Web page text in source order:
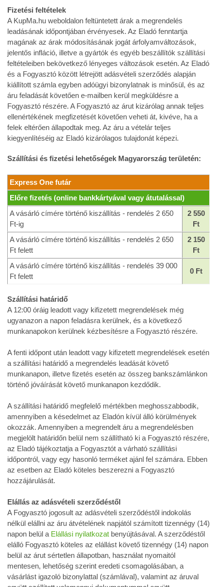
Fizetési feltételek
A KupMa.hu weboldalon feltüntetett árak a megrendelés
leadásának időpontjában érvényesek. Az Eladó fenntartja
magának az árak módosításának jogát árfolyamváltozások,
jelentős infláció, illetve a gyártók és egyéb beszállítók szállítási
feltételeiben bekövetkező lényeges változások esetén. Az Eladó
és a Fogyasztó között létrejött adásvételi szerződés alapján
kiállított számla egyben adóügyi bizonylatnak is minősül, és az
áru feladását követően e-mailben kerül megküldésre a
Fogyasztó részére. A Fogyasztó az árut kizárólag annak teljes
ellenértékének megfizetését követően veheti át, kivéve, ha a
felek eltérően állapodtak meg. Az áru a vételár teljes
kiegyenlítéséig az Eladó kizárólagos tulajdonát képezi.
Szállítási és fizetési lehetőségek Magyarország területén:
Express One futár
Előre fizetés (online bankkártyával vagy átutalással)
A vásárló címére történő kiszállítás - rendelés 2 650
Ft-ig
2 550
Ft
A vásárló címére történő kiszállítás - rendelés 2 650
Ft felett
2 150
Ft
A vásárló címére történő kiszállítás - rendelés 39 000
Ft felett
0 Ft
Szállítási határidő
A 12:00 óráig leadott vagy kifizetett megrendelések még
ugyanazon a napon feladásra kerülnek, és a következő
munkanapokon kerülnek kézbesítésre a Fogyasztó részére.
A fenti időpont után leadott vagy kifizetett megrendelések esetén
a szállítási határidő a megrendelés leadását követő
munkanapon, illetve fizetés esetén az összeg bankszámlánkon
történő jóváírását követő munkanapon kezdődik.
A szállítási határidő megfelelő mértékben meghosszabbodik,
amennyiben a késedelmet az Eladón kívül álló körülmények
okozzák. Amennyiben a megrendelt áru a megrendelésben
megjelölt határidőn belül nem szállítható ki a Fogyasztó részére,
az Eladó tájékoztatja a Fogyasztót a várható szállítási
időpontról, vagy egy hasonló terméket ajánl fel számára. Ebben
az esetben az Eladó köteles beszerezni a Fogyasztó
hozzájárulását.
Elállás az adásvételi szerződéstől
A Fogyasztó jogosult az adásvételi szerződéstől indokolás
nélkül elállni az áru átvételének napjától számított tizennégy (14)
napon belül a Elállási nyilatkozat benyújtásával. A szerződéstől
elálló Fogyasztó köteles az elállást követő tizennégy (14) napon
belül az árut sértetlen állapotban, használat nyomaitól
mentesen, lehetőség szerint eredeti csomagolásában, a
vásárlást igazoló bizonylattal (számlával), valamint az áruval